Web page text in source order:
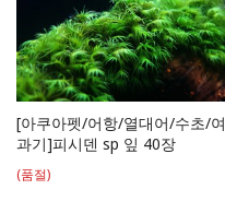
[아쿠아펫/어항/열대어/수초/여
과기]피시덴 sp 잎 40장
(품절)